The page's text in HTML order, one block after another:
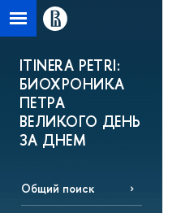
ITINERA PETRI:
БИОХРОНИКА
ПЕТРА
ВЕЛИКОГО ДЕНЬ
ЗА ДНЕМ
Общий поиск